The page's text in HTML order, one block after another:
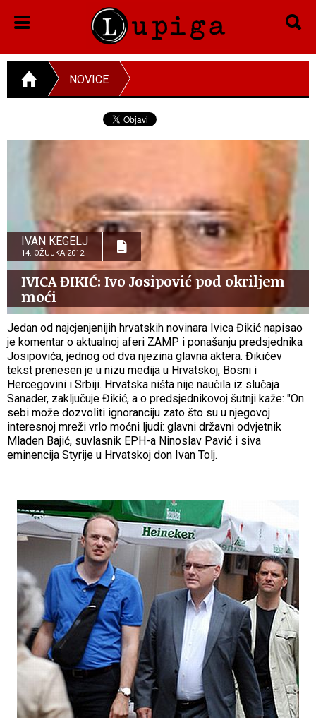
NOVICE
IVAN KEGELJ
14. OŽUJKA 2012.
IVICA ĐIKIĆ: Ivo Josipović pod okriljem
moći
Jedan od najcjenjenijih hrvatskih novinara Ivica Đikić napisao
je komentar o aktualnoj aferi ZAMP i ponašanju predsjednika
Josipovića, jednog od dva njezina glavna aktera. Đikićev
tekst prenesen je u nizu medija u Hrvatskoj, Bosni i
Hercegovini i Srbiji. Hrvatska ništa nije naučila iz slučaja
Sanader, zaključuje Đikić, a o predsjednikovoj šutnji kaže: "On
sebi može dozvoliti ignoranciju zato što su u njegovoj
interesnoj mreži vrlo moćni ljudi: glavni državni odvjetnik
Mladen Bajić, suvlasnik EPH-a Ninoslav Pavić i siva
eminencija Styrije u Hrvatskoj don Ivan Tolj.